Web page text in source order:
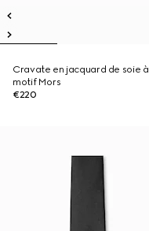
Cravate en jacquard de soie à
motif Mors
€220